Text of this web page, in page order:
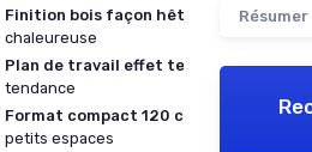
Finition bois façon hêtre
chaleureuse
Plan de travail effet terrazzo
tendance
Format compact 120 cm
adapté aux
petits espaces
Résumer